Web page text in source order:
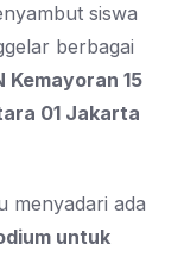
siswa
berbagai
Kemayoran 15
01 Jakarta
menyadari ada
untuk